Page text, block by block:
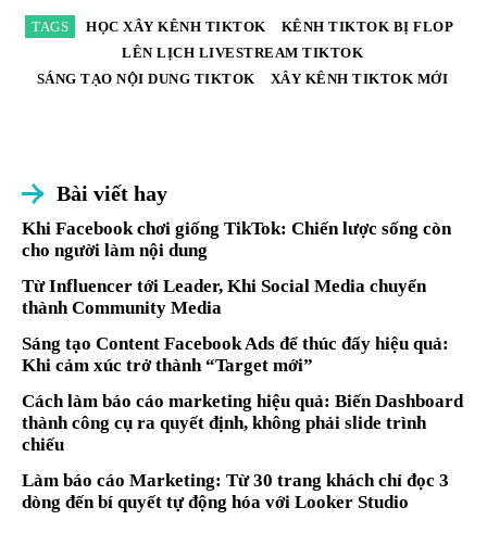
TAGS HỌC XÂY KÊNH TIKTOK
KÊNH TIKTOK BỊ FLOP
LÊN LỊCH LIVESTREAM TIKTOK
SÁNG TẠO NỘI DUNG TIKTOK
XÂY KÊNH TIKTOK MỚI
Bài viết hay
Khi Facebook chơi giống TikTok: Chiến lược sống còn
cho người làm nội dung
Từ Influencer tới Leader, Khi Social Media chuyển
thành Community Media
Sáng tạo Content Facebook Ads để thúc đẩy hiệu quả:
Khi cảm xúc trở thành “Target mới”
Cách làm báo cáo marketing hiệu quả: Biến Dashboard
thành công cụ ra quyết định, không phải slide trình
chiếu
Làm báo cáo Marketing: Từ 30 trang khách chỉ đọc 3
dòng đến bí quyết tự động hóa với Looker Studio